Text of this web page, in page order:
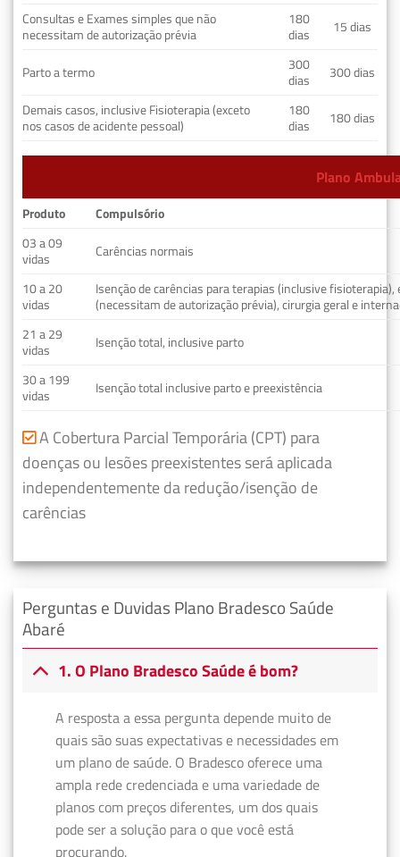
Consultas e Exames simples que não
necessitam de autorização prévia
180
dias
15 dias
Parto a termo
300
dias
300 dias
Demais casos, inclusive Fisioterapia (exceto
nos casos de acidente pessoal)
180
dias
180 dias
Plano
Produto
Compulsório
03 a 09
vidas
Carências normais
10 a 20
vidas
Isenção de carências para terapias (inclusive fisioterapia),
(necessitam de autorização prévia), cirurgia geral e
21 a 29
vidas
Isenção total, inclusive parto
30 a 199
vidas
Isenção total inclusive parto e preexistência
A Cobertura Parcial Temporária (CPT) para
doenças ou lesões preexistentes será aplicada
independentemente da redução/isenção de
carências
Perguntas e Duvidas Plano Bradesco Saúde
Abaré
1. O Plano Bradesco Saúde é bom?
A resposta a essa pergunta depende muito de
quais são suas expectativas e necessidades em
um plano de saúde. O Bradesco oferece uma
ampla rede credenciada e uma variedade de
planos com preços diferentes, um dos quais
pode ser a solução para o que você está
procurando.